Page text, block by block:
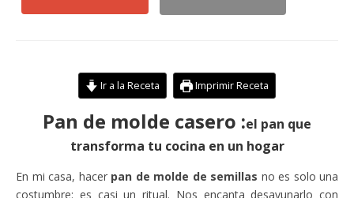
Ir a la Receta Imprimir Receta
Pan de molde casero :el pan que
transforma tu cocina en un hogar
En mi casa, hacer pan de molde de semillas no es solo una
costumbre: es casi un ritual. Nos encanta desayunarlo con